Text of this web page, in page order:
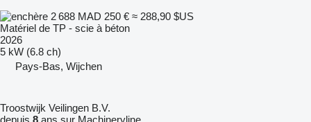
2 688 MAD 250 € ≈ 288,90 $US
Matériel de TP - scie à béton
2026
5 kW (6.8 ch)
Pays-Bas, Wijchen
Troostwijk Veilingen B.V.
depuis 8 ans sur Machineryline